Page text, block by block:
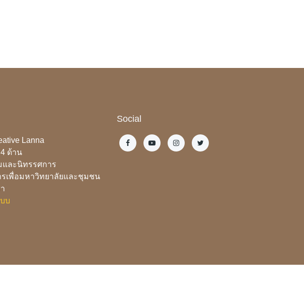
Lanna
ด้าน
และนิทรรศการ
รเพื่อมหาวิทยาลัยและชุมชน
บ
Social